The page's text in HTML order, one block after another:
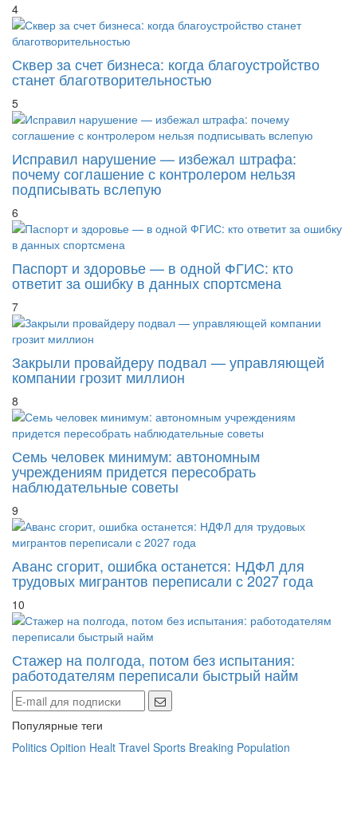
4
Сквер за счет бизнеса: когда благоустройство
станет благотворительностью
5
Исправил нарушение — избежал штрафа:
почему соглашение с контролером нельзя
подписывать вслепую
6
Паспорт и здоровье — в одной ФГИС: кто
ответит за ошибку в данных спортсмена
7
Закрыли провайдеру подвал — управляющей
компании грозит миллион
8
Семь человек минимум: автономным
учреждениям придется пересобрать
наблюдательные советы
9
Аванс сгорит, ошибка останется: НДФЛ для
трудовых мигрантов переписали с 2027 года
10
Стажер на полгода, потом без испытания:
работодателям переписали быстрый найм
Популярные теги